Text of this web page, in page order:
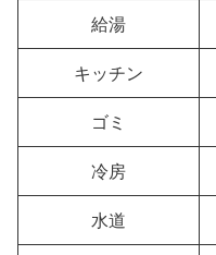
給湯
キッチン
ゴミ
冷房
水道